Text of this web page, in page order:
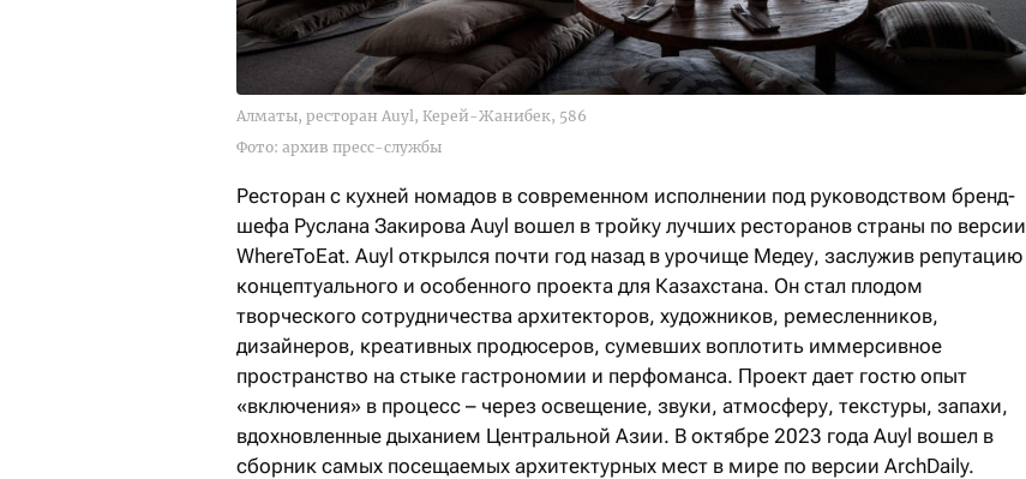
Алматы, ресторан Auyl, Керей-Жанибек, 586
Фото: архив пресс-службы
Ресторан с кухней номадов в современном исполнении под руководством бренд-
шефа Руслана Закирова Auyl вошел в тройку лучших ресторанов страны по версии
WhereToEat. Auyl открылся почти год назад в урочище Медеу, заслужив репутацию
концептуального и особенного проекта для Казахстана. Он стал плодом
творческого сотрудничества архитекторов, художников, ремесленников,
дизайнеров, креативных продюсеров, сумевших воплотить иммерсивное
пространство на стыке гастрономии и перфоманса. Проект дает гостю опыт
«включения» в процесс – через освещение, звуки, атмосферу, текстуры, запахи,
вдохновленные дыханием Центральной Азии. В октябре 2023 года Auyl вошел в
сборник самых посещаемых архитектурных мест в мире по версии ArchDaily.